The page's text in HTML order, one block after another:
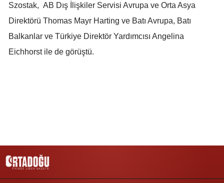
Tunceli
Şanlıurfa
Karaman
Szostak, AB Dış İlişkiler Servisi Avrupa ve Orta Asya
Direktörü Thomas Mayr Harting ve Batı Avrupa, Batı
Balkanlar ve Türkiye Direktör Yardımcısı Angelina
Eichhorst ile de görüştü.